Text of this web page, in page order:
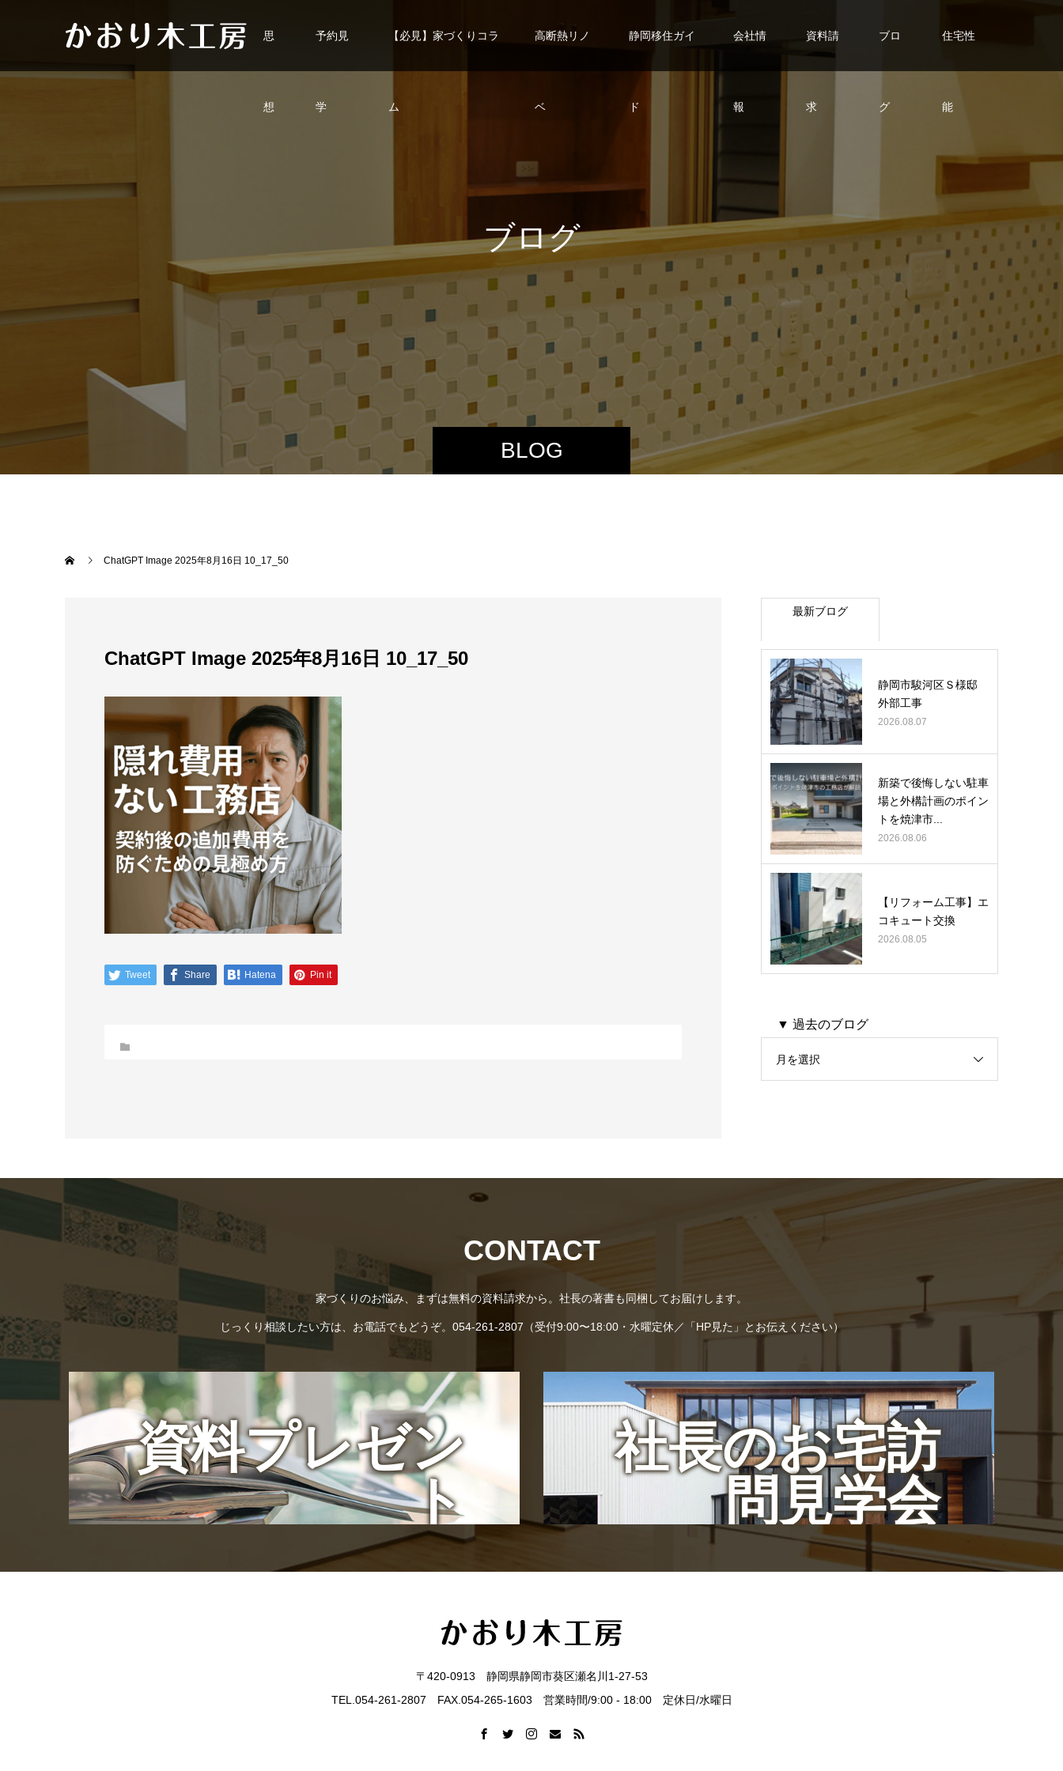
思
想
予約見
学
【必見】家づくりコラ
ム
高断熱リノ
ベ
静岡移住ガイ
ド
会社情
報
資料請
求
ブロ
グ
住宅性
能
BLOG
ブログ
ChatGPT Image 2025年8月16日 10_17_50
ChatGPT Image 2025年8月16日 10_17_50
Tweet Share Hatena Pin it
最新ブログ
静岡市駿河区Ｓ様邸
外部工事
2026.08.07
新築で後悔しない駐車
場と外構計画のポイン
トを焼津市...
2026.08.06
【リフォーム工事】エ
コキュート交換
2026.08.05
▼ 過去のブログ
月を選択
CONTACT
家づくりのお悩み、まずは無料の資料請求から。社長の著書も同梱してお届けします。
じっくり相談したい方は、お電話でもどうぞ。054-261-2807（受付9:00〜18:00・水曜定休／「HP見た」とお伝えください）
資料プレゼン
ト
社長のお宅訪
問見学会
〒420-0913 静岡県静岡市葵区瀬名川1-27-53
TEL.054-261-2807 FAX.054-265-1603 営業時間/9:00 - 18:00 定休日/水曜日